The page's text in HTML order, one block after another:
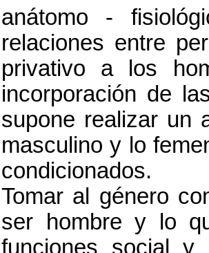
anátomo -
relaciones entre
privativo a los
incorporación de
supone realizar un
masculino y lo
condicionados.
Tomar al género
ser hombre y lo
funciones social y